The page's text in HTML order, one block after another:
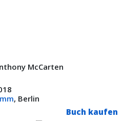
McCarten
, Berlin
Buch kaufen